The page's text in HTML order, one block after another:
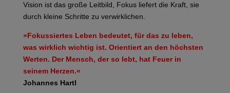
Vision ist das große Leitbild, Fokus liefert die Kraft, sie
durch kleine Schritte zu verwirklichen.
»Fokussiertes Leben bedeutet, für das zu leben,
was wirklich wichtig ist. Orientiert an den höchsten
Werten. Der Mensch, der so lebt, hat Feuer in
seinem Herzen.«
Johannes Hartl